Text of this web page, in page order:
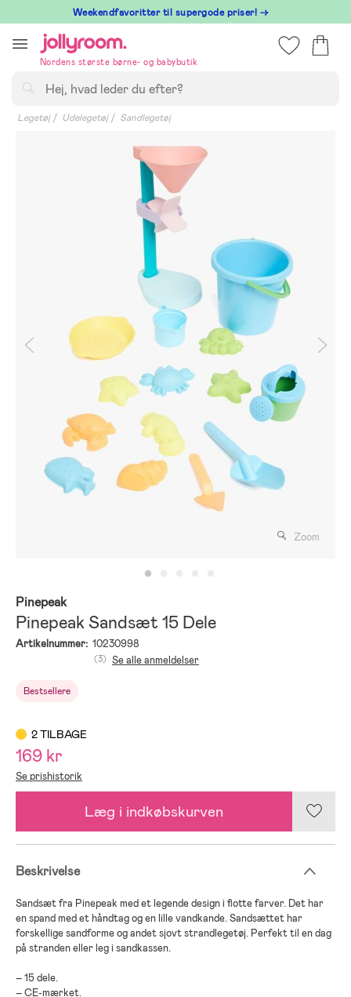
till
innehållet
⁠ Weekendfavoritter til supergode priser! →
Nordens største børne- og babybutik
Legetøj Udelegetøj Sandlegetøj
Zoom
Pinepeak
Pinepeak Sandsæt 15 Dele
Artikelnummer: 10230998
Bestsellere
(3) Se alle anmeldelser
2 TILBAGE
169 kr
Se prishistorik
Læg i indkøbskurven
Beskrivelse
Sandsæt fra Pinepeak med et legende design i flotte farver. Det har
en spand med et håndtag og en lille vandkande. Sandsættet har
forskellige sandforme og andet sjovt strandlegetøj. Perfekt til en dag
på stranden eller leg i sandkassen.
– 15 dele.
– CE-mærket.